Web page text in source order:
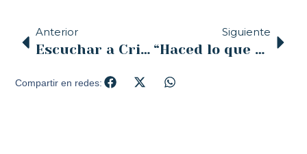
Anterior
Escuchar a Cristo
Siguiente
“Haced lo que Él os diga” [Jn 2,5]
Compartir en redes: